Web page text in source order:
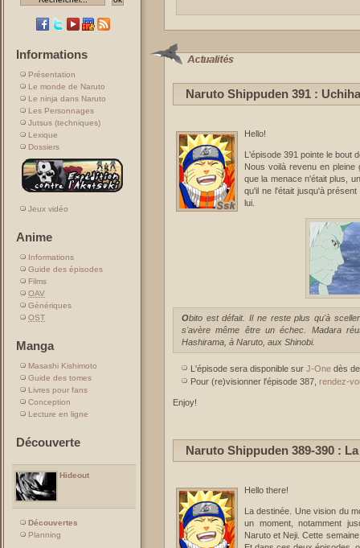
Informations
Présentation
Le monde de Naruto
Le ninja dans Naruto
Les Personnages
Jutsus (techniques)
Lexique
Dossiers
Jeux vidéo
Anime
Informations
Guide des épisodes
Films
OAV
Génériques
OST
Manga
Masashi Kishimoto
Guide des tomes
Livres pour fans
Conception
Lecture en ligne
Découverte
Hideout
Découvertes
Planning
Naruto Shippuden 391 :
Hello!
L'épisode 391 pointe le bout
Nous voilà revenu en pleine
que la menace n'était plus,
qu'il ne l'était jusqu'à
lui.
Obito est défait. Il ne reste plus qu'à sceller Madara. Cependant, la tâche n'est pas si facile et
s'avère même être un échec. Madara
Hashirama, à Naruto, aux Shinobi.
L'épisode sera disponible sur J-One dès
Pour (re)visionner l'épisode 387, rendez-
Enjoy!
Naruto Shippuden 389-390 :
Hello there!
La destinée. Une vision du
un moment, notamment
Naruto et Neji.Cette